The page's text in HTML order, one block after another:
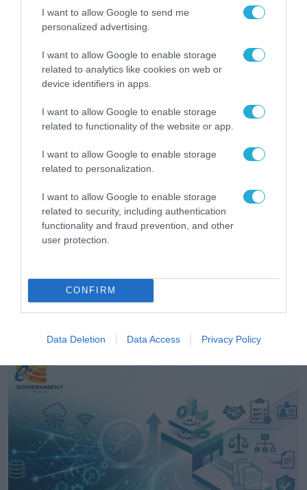
I want to allow Google to send me
personalized advertising.
I want to allow Google to enable storage
related to analytics like cookies on web or
device identifiers in apps.
I want to allow Google to enable storage
related to functionality of the website or app.
I want to allow Google to enable storage
related to personalization.
I want to allow Google to enable storage
related to security, including authentication
functionality and fraud prevention, and other
user protection.
CONFIRM
Data Deletion Data Access Privacy Policy
Η πιο ταξιδιάρικη
βαλίτσα του φετινού
υπογραφή της Xiaomi
31.07.2026